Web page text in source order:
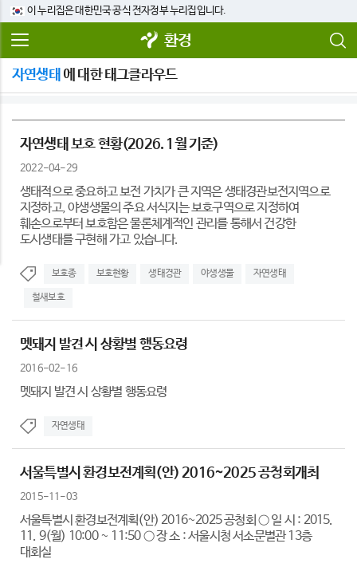
이 누리집은 대한민국 공식 전자정부 누리집입니다.
환경
자연생태 에 대한 태그클라우드
자연생태 보호 현황(2026. 1월 기준)
2022-04-29
생태적으로 중요하고 보전 가치가 큰 지역은 생태경관보전지역으로
지정하고, 야생생물의 주요 서식지는 보호구역으로 지정하여
훼손으로부터 보호함은 물론체계적인 관리를 통해서 건강한
도시생태를 구현해 가고 있습니다.
보호종 보호현황 생태경관 야생생물 자연생태
철새보호
멧돼지 발견 시 상황별 행동요령
2016-02-16
멧돼지 발견 시 상황별 행동요령
자연생태
서울특별시 환경보전계획(안) 2016~2025 공청회개최
2015-11-03
서울특별시 환경보전계획(안) 2016~2025 공청회 ○ 일 시 : 2015.
11. 9(월) 10:00 ~ 11:50 ○ 장 소 : 서울시청 서소문별관 13층
대회실